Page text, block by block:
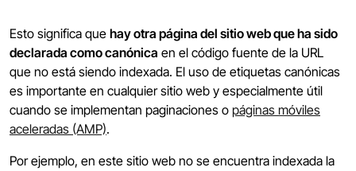
Esto significa que hay otra página del sitio web que ha sido
declarada como canónica en el código fuente de la URL
que no está siendo indexada. El uso de etiquetas canónicas
es importante en cualquier sitio web y especialmente útil
cuando se implementan paginaciones o páginas móviles
aceleradas (AMP).
Por ejemplo, en este sitio web no se encuentra indexada la